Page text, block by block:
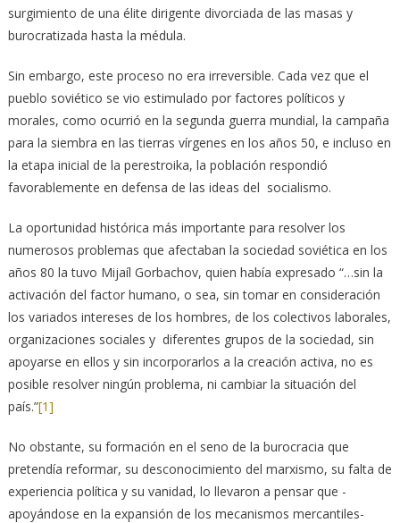
surgimiento de una élite dirigente divorciada de las masas y
burocratizada hasta la médula.
Sin embargo, este proceso no era irreversible. Cada vez que el
pueblo soviético se vio estimulado por factores políticos y
morales, como ocurrió en la segunda guerra mundial, la campaña
para la siembra en las tierras vírgenes en los años 50, e incluso en
la etapa inicial de la perestroika, la población respondió
favorablemente en defensa de las ideas del socialismo.
La oportunidad histórica más importante para resolver los
numerosos problemas que afectaban la sociedad soviética en los
años 80 la tuvo Mijaíl Gorbachov, quien había expresado “…sin la
activación del factor humano, o sea, sin tomar en consideración
los variados intereses de los hombres, de los colectivos laborales,
organizaciones sociales y diferentes grupos de la sociedad, sin
apoyarse en ellos y sin incorporarlos a la creación activa, no es
posible resolver ningún problema, ni cambiar la situación del
país.”[1]
No obstante, su formación en el seno de la burocracia que
pretendía reformar, su desconocimiento del marxismo, su falta de
experiencia política y su vanidad, lo llevaron a pensar que -
apoyándose en la expansión de los mecanismos mercantiles-